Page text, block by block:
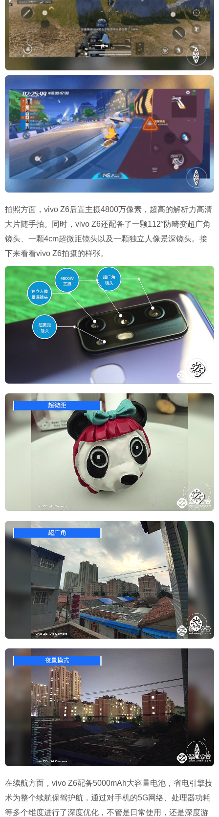
拍照方面，vivo Z6后置主摄4800万像素，超高的解析力高清
大片随手拍。同时，vivo Z6还配备了一颗112°防畸变超广角
镜头、一颗4cm超微距镜头以及一颗独立人像景深镜头。接
下来看看vivo Z6拍摄的样张。
在续航方面，vivo Z6配备5000mAh大容量电池，省电引擎技
术为整个续航保驾护航，通过对手机的5G网络、处理器功耗
等多个维度进行了深度优化，不管是日常使用，还是深度游